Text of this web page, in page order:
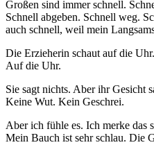
Großen sind immer schnell.
Schnell abgeben. Schnell weg.
auch schnell, weil mein
Die Erzieherin schaut auf die
Auf die Uhr.
Sie sagt nichts. Aber ihr Gesicht
Keine Wut. Kein Geschrei.
Aber ich fühle es. Ich merke das
Mein Bauch ist sehr schlau. Die